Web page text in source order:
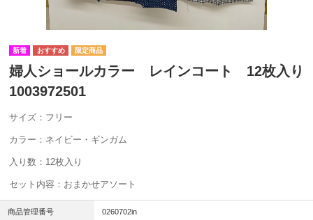
婦人ショールカラー レインコート 12枚入り
1003972501
サイズ：フリー
カラー：ネイビー・ギンガム
入り数：12枚入り
セット内容：おまかせアソート
商品管理番号 0260702in